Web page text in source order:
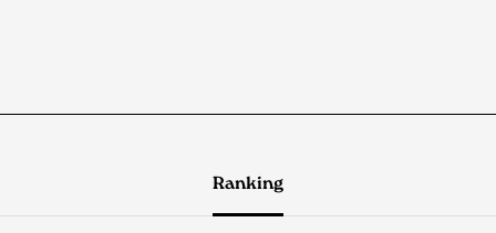
Ranking